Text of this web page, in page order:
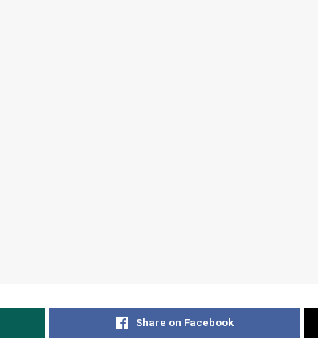
Share on Facebook